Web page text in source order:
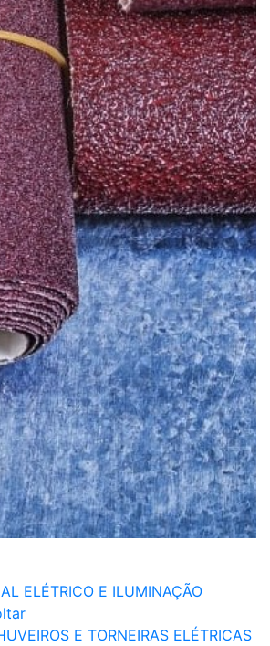
ELÉTRICO E ILUMINAÇÃO
E TORNEIRAS ELÉTRICAS